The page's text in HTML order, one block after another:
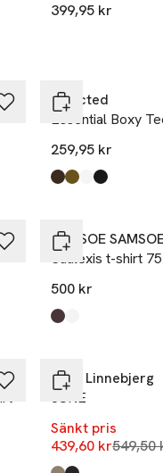
399,95 kr
Selected
Essential Boxy
259,95 kr
Produkten finns i
Delicioso,
Fir Green
Bright White
Black
SAMSOE
Saalexis t-shirt
500 kr
Produkten finns i
Mole
White
Sibin Linnebjerg
JUNE
Sänkt pris
439,60 krLägsta
549,50